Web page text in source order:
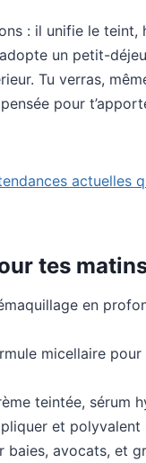
: il unifie le
un petit-
Tu verras,
pour
actuelles
tes
en
micellaire
teintée, sérum
et polyvalent
baies, avocats, et